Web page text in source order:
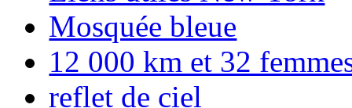
Mosquée bleue
12 000 km et 32
reflet de ciel